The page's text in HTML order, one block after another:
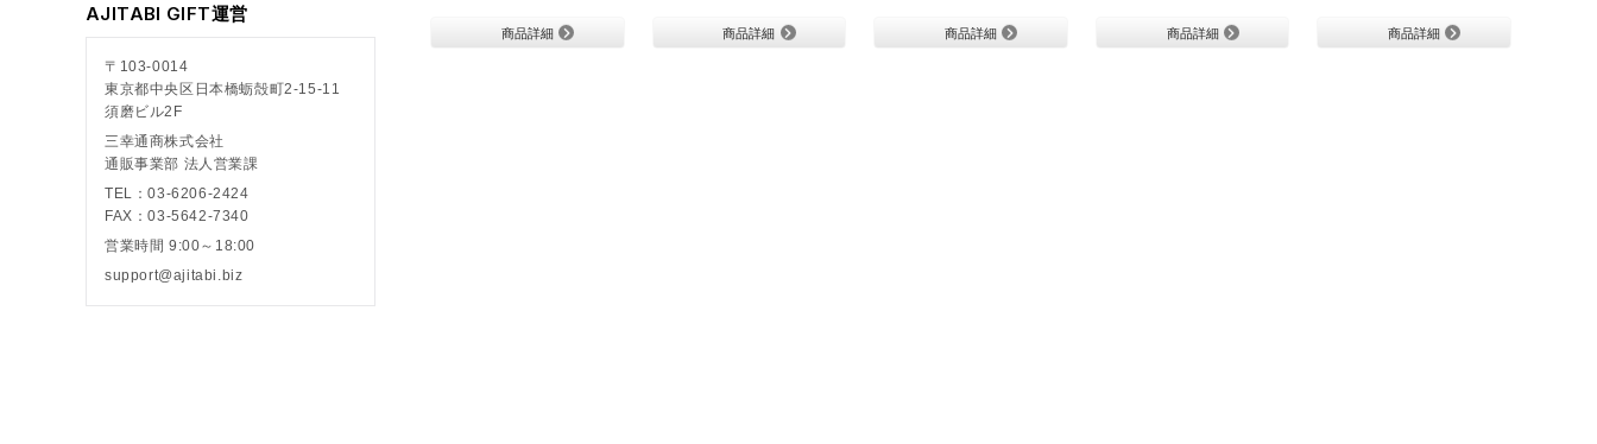
AJITABI GIFT運営
〒103-0014
東京都中央区日本橋蛎殻町2-15-11
須磨ビル2F
三幸通商株式会社
通販事業部 法人営業課
TEL：03-6206-2424
FAX：03-5642-7340
営業時間 9:00～18:00
support@ajitabi.biz
商品詳細 商品詳細 商品詳細 商品詳細 商品詳細